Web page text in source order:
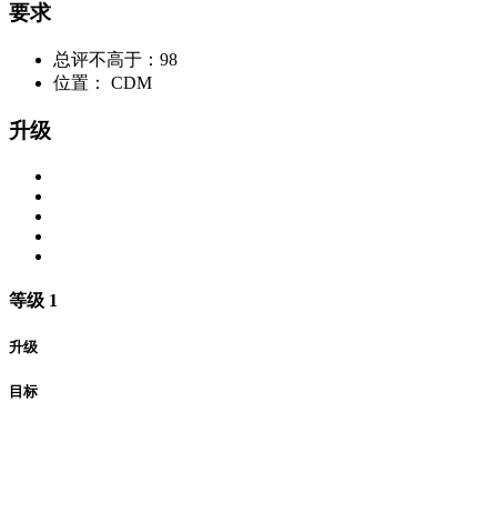
要求
总评不高于：98
位置： CDM
升级
等级 1
升级
目标